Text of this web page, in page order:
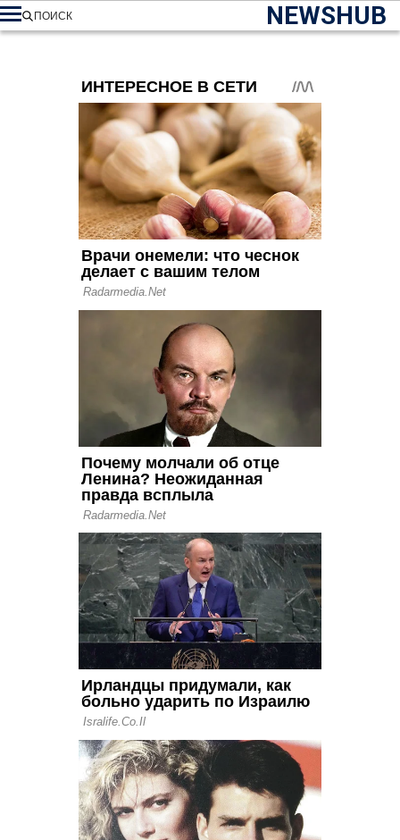
NEWSHUB
ПОИСК